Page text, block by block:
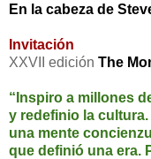
En la cabeza de
Invitación
XXVII edición The
“Inspiro a millones
y redefinio la
una mente
que definió una era.